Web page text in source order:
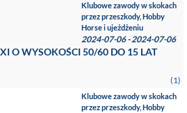
Klubowe zawody w skokach
przez przeszkody, Hobby
Horse i ujeżdżeniu
2024-07-06 - 2024-07-06
O WYSOKOŚCI 50/60 DO 15 LAT
(1)
Klubowe zawody w skokach
przez przeszkody, Hobby